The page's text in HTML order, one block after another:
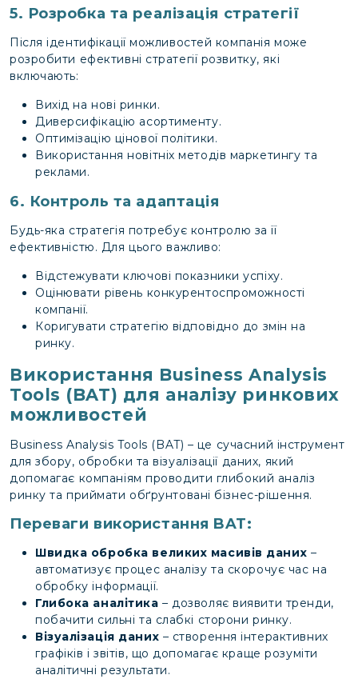
5. Розробка та реалізація стратегії
Після ідентифікації можливостей компанія може
розробити ефективні стратегії розвитку, які
включають:
Вихід на нові ринки.
Диверсифікацію асортименту.
Оптимізацію цінової політики.
Використання новітніх методів маркетингу та
реклами.
6. Контроль та адаптація
Будь-яка стратегія потребує контролю за її
ефективністю. Для цього важливо:
Відстежувати ключові показники успіху.
Оцінювати рівень конкурентоспроможності
компанії.
Коригувати стратегію відповідно до змін на
ринку.
Використання Business Analysis
Tools (BAT) для аналізу ринкових
можливостей
Business Analysis Tools (BAT) – це сучасний інструмент
для збору, обробки та візуалізації даних, який
допомагає компаніям проводити глибокий аналіз
ринку та приймати обґрунтовані бізнес-рішення.
Переваги використання BAT:
Швидка обробка великих масивів даних –
автоматизує процес аналізу та скорочує час на
обробку інформації.
Глибока аналітика – дозволяє виявити тренди,
побачити сильні та слабкі сторони ринку.
Візуалізація даних – створення інтерактивних
графіків і звітів, що допомагає краще розуміти
аналітичні результати.